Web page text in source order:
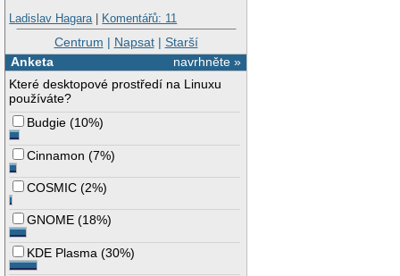
Ladislav Hagara| Komentářů: 11
Centrum | Napsat| Starší
navrhněte »
Anketa
Které desktopové prostředí na Linuxu
používáte?
Budgie (10%)
Cinnamon (7%)
COSMIC (2%)
GNOME (18%)
KDE Plasma (30%)